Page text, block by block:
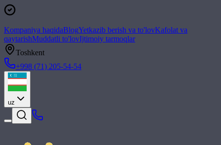
Kompaniya haqidaBlogYetkazib berish va to'lovKafolat va
qaytarishMuddatli to'lovIjtimoiy tarmoqlar
Toshkent
+998 (71) 205-54-54
uz